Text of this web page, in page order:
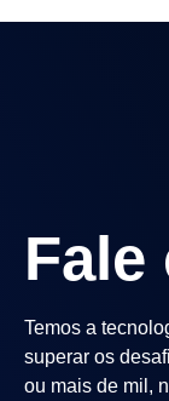
Temos a
superar os
ou mais de mil,